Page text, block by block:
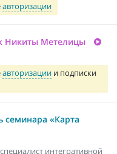
авторизации
Никиты Метелицы
авторизации и подписки
«Карта
интегративной